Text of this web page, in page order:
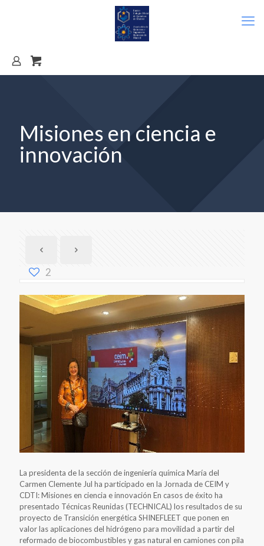
Misiones en ciencia e
innovación
2
La presidenta de la sección de ingeniería química María del
Carmen Clemente Jul ha participado en la Jornada de CEIM y
CDTI: Misiones en ciencia e innovación En casos de éxito ha
presentado Técnicas Reunidas (TECHNICAL) los resultados de su
proyecto de Transición energética SHINEFLEET que ponen en
valor las aplicaciones del hidrógeno para movilidad a partir del
reformado de biocombustibles y gas natural en camiones con pila